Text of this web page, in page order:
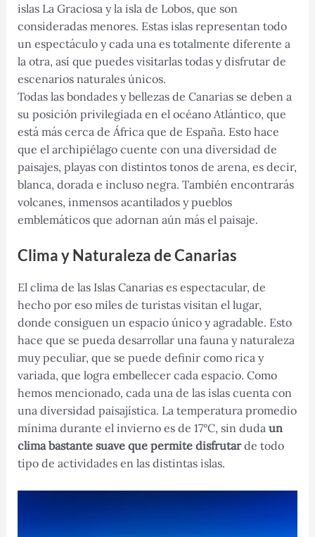
islas La Graciosa y la isla de Lobos, que son
consideradas menores. Estas islas representan todo
un espectáculo y cada una es totalmente diferente a
la otra, así que puedes visitarlas todas y disfrutar de
escenarios naturales únicos.
Todas las bondades y bellezas de Canarias se deben a
su posición privilegiada en el océano Atlántico, que
está más cerca de África que de España. Esto hace
que el archipiélago cuente con una diversidad de
paisajes, playas con distintos tonos de arena, es decir,
blanca, dorada e incluso negra. También encontrarás
volcanes, inmensos acantilados y pueblos
emblemáticos que adornan aún más el paisaje.
Clima y Naturaleza de Canarias
El clima de las Islas Canarias es espectacular, de
hecho por eso miles de turistas visitan el lugar,
donde consiguen un espacio único y agradable. Esto
hace que se pueda desarrollar una fauna y naturaleza
muy peculiar, que se puede definir como rica y
variada, que logra embellecer cada espacio. Como
hemos mencionado, cada una de las islas cuenta con
una diversidad paisajística. La temperatura promedio
mínima durante el invierno es de 17°C, sin duda un
clima bastante suave que permite disfrutarde todo
tipo de actividades en las distintas islas.